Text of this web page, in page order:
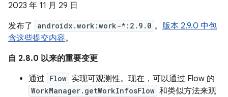
2023 年 11 月 29 日
发布了
androidx.work:work-*:2.9.0 。 版本 2.9.0 中包
含这些提交内容。
自 2.8.0 以来的重要变更
通过 Flow 实现可观测性。现在，可以通过 Flow 的
WorkManager.getWorkInfosFlow 和类似方法来观